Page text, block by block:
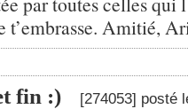
t’embrasse. Amitié,
fin :)
[274053] posté